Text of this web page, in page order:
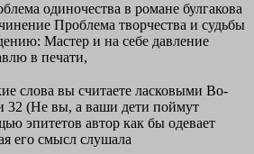
одиночества в романе булгакова
Проблема творчества и судьбы
Мастер и на себе давление
в печати,
слова вы считаете ласковыми Во-
32 (Не вы, а ваши дети поймут
эпитетов автор как бы одевает
его смысл слушала